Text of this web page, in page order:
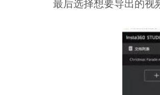
最后选择想要导出的视